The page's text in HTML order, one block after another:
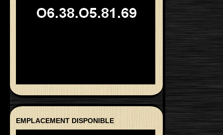
EMPLACEMENT DISPONIBLE